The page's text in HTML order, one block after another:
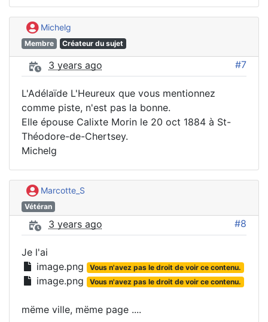
Michelg
Membre Créateur du sujet
3 years ago #7
L'Adélaïde L'Heureux que vous mentionnez
comme piste, n'est pas la bonne.
Elle épouse Calixte Morin le 20 oct 1884 à St-
Théodore-de-Chertsey.
Michelg
Marcotte_S
Vétéran
3 years ago #8
Je l'ai
image.png
Vous n'avez pas le droit de voir ce contenu.
image.png Vous n'avez pas le droit de voir ce contenu.
mëme ville, mëme page ....